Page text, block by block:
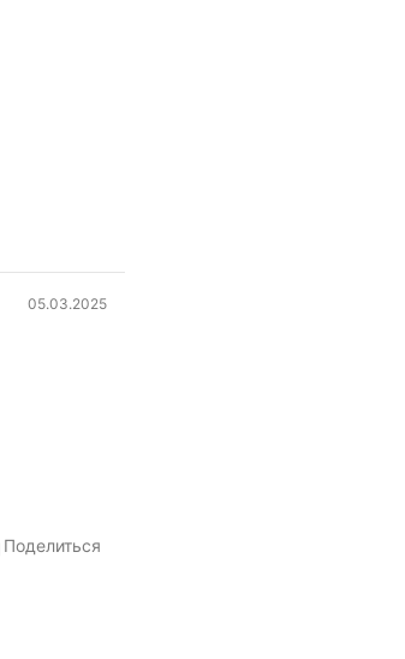
05.03.2025
Поделиться